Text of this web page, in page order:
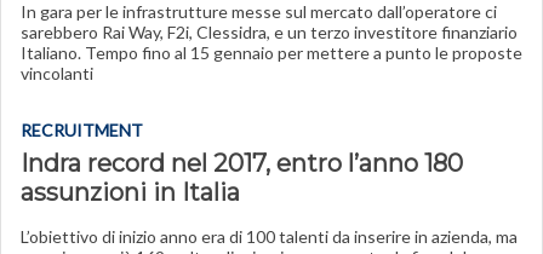
In gara per le infrastrutture messe sul mercato dall’operatore ci
sarebbero Rai Way, F2i, Clessidra, e un terzo investitore finanziario
Italiano. Tempo fino al 15 gennaio per mettere a punto le proposte
vincolanti
RECRUITMENT
Indra record nel 2017, entro l’anno 180
assunzioni in Italia
L’obiettivo di inizio anno era di 100 talenti da inserire in azienda, ma